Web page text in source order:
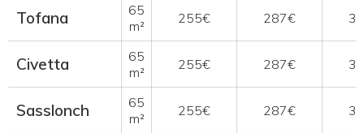
Tofana
65
m²
255€ 287€
Civetta
65
m²
255€ 287€
Sasslonch
65
m²
255€ 287€